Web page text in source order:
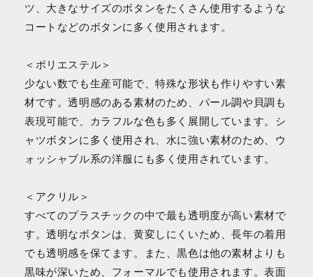
ツ、大きなサイズのボタンをたくさん使用するような
コートなどのボタンに多く使用されます。
＜ポリエステル＞
少ない数でも生産可能で、特殊な形状も作りやすい素
材です。透明感のある素材のため、パール調や貝調も
表現可能で、カラフルな色も多く展開しています。シ
ャツボタンに多く使用され、水に強い素材のため、ウ
ォッシャブル系の洋服にも多く使用されています。
＜アクリル＞
すべてのプラスチックの中で最も透明度が高い素材で
す。透明なボタンは、黄変しにくいため、長年の着用
でも透明感を保てます。また、黒色は他の素材よりも
黒味が深いため、フォーマルでも使用されます。表面